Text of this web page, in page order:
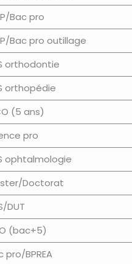
Bac pro
Bac pro outillage
orthodontie
orthopédie
(5 ans)
pro
ophtalmologie
Doctorat
DUT
(bac+5)
pro/BPREA